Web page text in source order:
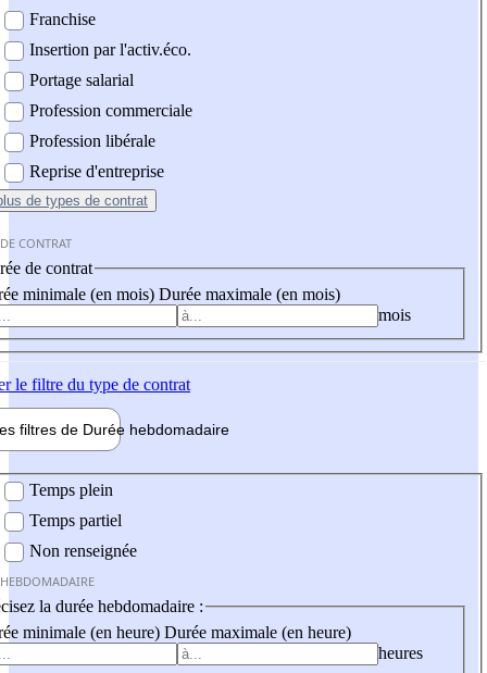
Franchise
Insertion par l'activ.éco.
Portage salarial
Profession commerciale
Profession libérale
Reprise d'entreprise
de types de contrat
CONTRAT
de contrat
minimale (en mois) Durée maximale (en mois)
mois
le filtre du type de contrat
filtres de Durée hebdomadaire
Temps plein
Temps partiel
Non renseignée
la durée hebdomadaire :
minimale (en heure) Durée maximale (en heure)
heures